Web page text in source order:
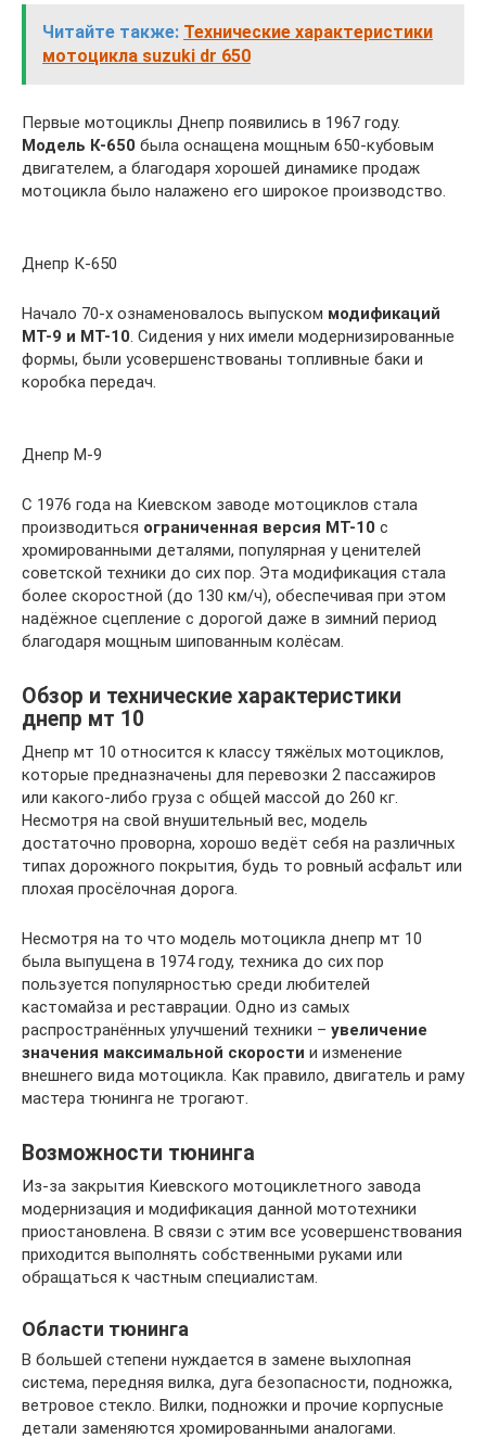
Читайте также: Технические характеристики
мотоцикла suzuki dr 650
Первые мотоциклы Днепр появились в 1967 году.
Модель К-650 была оснащена мощным 650-кубовым
двигателем, а благодаря хорошей динамике продаж
мотоцикла было налажено его широкое производство.
Днепр К-650
Начало 70-х ознаменовалось выпуском модификаций
МТ-9 и МТ-10. Сидения у них имели модернизированные
формы, были усовершенствованы топливные баки и
коробка передач.
Днепр М-9
С 1976 года на Киевском заводе мотоциклов стала
производиться ограниченная версия МТ-10 с
хромированными деталями, популярная у ценителей
советской техники до сих пор. Эта модификация стала
более скоростной (до 130 км/ч), обеспечивая при этом
надёжное сцепление с дорогой даже в зимний период
благодаря мощным шипованным колёсам.
Обзор и технические характеристики
днепр мт 10
Днепр мт 10 относится к классу тяжёлых мотоциклов,
которые предназначены для перевозки 2 пассажиров
или какого-либо груза с общей массой до 260 кг.
Несмотря на свой внушительный вес, модель
достаточно проворна, хорошо ведёт себя на различных
типах дорожного покрытия, будь то ровный асфальт или
плохая просёлочная дорога.
Несмотря на то что модель мотоцикла днепр мт 10
была выпущена в 1974 году, техника до сих пор
пользуется популярностью среди любителей
кастомайза и реставрации. Одно из самых
распространённых улучшений техники – увеличение
значения максимальной скорости и изменение
внешнего вида мотоцикла. Как правило, двигатель и раму
мастера тюнинга не трогают.
Возможности тюнинга
Из-за закрытия Киевского мотоциклетного завода
модернизация и модификация данной мототехники
приостановлена. В связи с этим все усовершенствования
приходится выполнять собственными руками или
обращаться к частным специалистам.
Области тюнинга
В большей степени нуждается в замене выхлопная
система, передняя вилка, дуга безопасности, подножка,
ветровое стекло. Вилки, подножки и прочие корпусные
детали заменяются хромированными аналогами.